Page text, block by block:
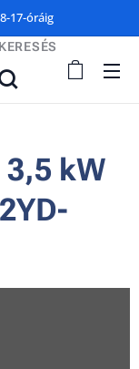
17-óráig
KERESÉS
kW